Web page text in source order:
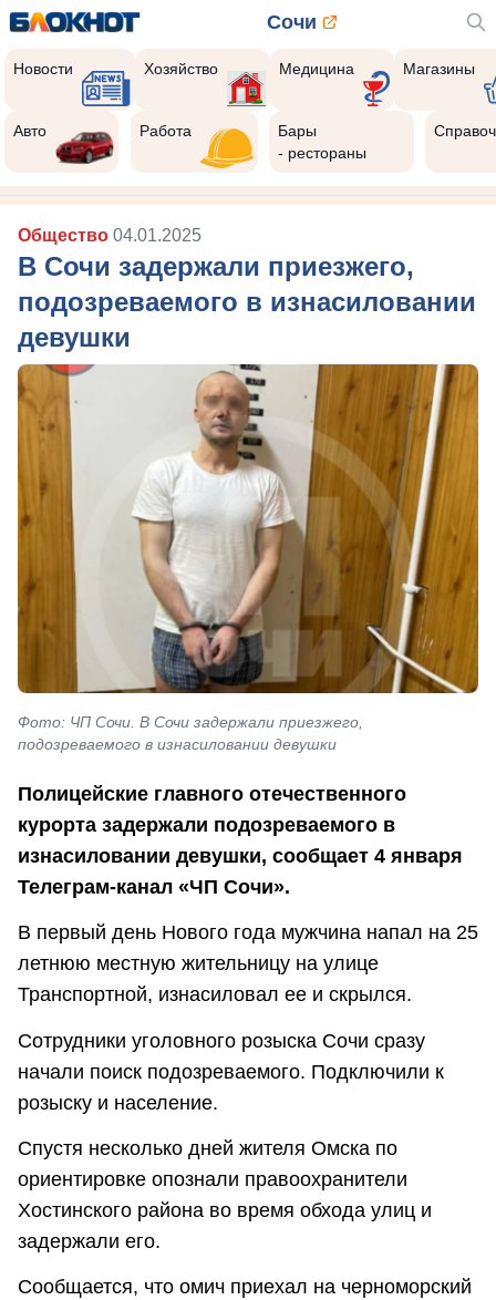
Сочи
Новости Хозяйство Медицина Магазины
Авто Работа
Бары
- рестораны
Общество 04.01.2025
В Сочи задержали приезжего,
подозреваемого в изнасиловании
девушки
Фото: ЧП Сочи. В Сочи задержали приезжего,
подозреваемого в изнасиловании девушки
Полицейские главного отечественного
курорта задержали подозреваемого в
изнасиловании девушки, сообщает 4 января
Телеграм-канал «ЧП Сочи».
В первый день Нового года мужчина напал на 25
летнюю местную жительницу на улице
Транспортной, изнасиловал ее и скрылся.
Сотрудники уголовного розыска Сочи сразу
начали поиск подозреваемого. Подключили к
розыску и население.
Спустя несколько дней жителя Омска по
ориентировке опознали правоохранители
Хостинского района во время обхода улиц и
задержали его.
Сообщается, что омич приехал на черноморский